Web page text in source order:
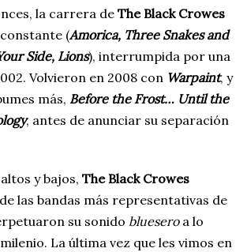
la carrera deThe Black Crowes
(Amorica, Three Snakes and
Side, Lions), interrumpida por una
Volvieron en 2008 con Warpaint, y
más, Before the Frost… Until the
, antes de anunciar su separación
y bajos,The Black Crowes
las bandas más representativas de
su sonido blueseroa lo
La última vez que les vimos en